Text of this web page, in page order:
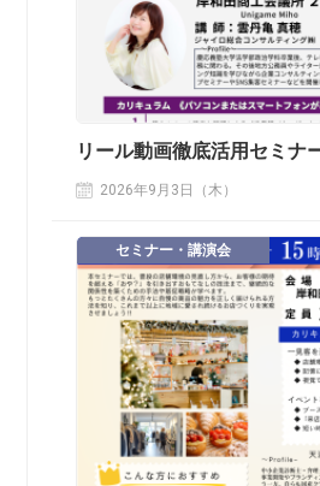
リール動画徹底活用セミナ
2026年9月3日（木）
セミナー・講演会